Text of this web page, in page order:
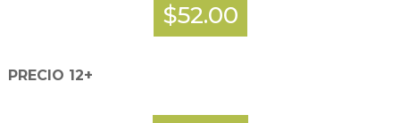
$52.00
PRECIO 12+